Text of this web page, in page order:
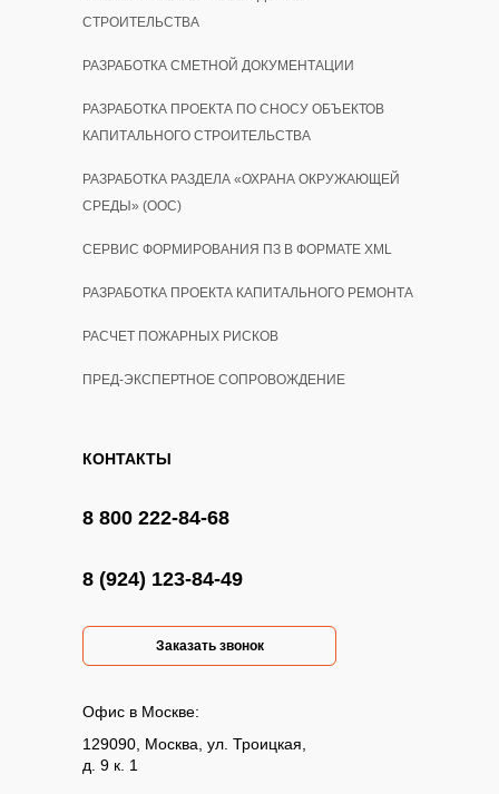
СТРОИТЕЛЬСТВА
РАЗРАБОТКА СМЕТНОЙ ДОКУМЕНТАЦИИ
РАЗРАБОТКА ПРОЕКТА ПО СНОСУ ОБЪЕКТОВ
КАПИТАЛЬНОГО СТРОИТЕЛЬСТВА
РАЗРАБОТКА РАЗДЕЛА «ОХРАНА ОКРУЖАЮЩЕЙ
СРЕДЫ» (ООС)
СЕРВИС ФОРМИРОВАНИЯ ПЗ В ФОРМАТЕ XML
РАЗРАБОТКА ПРОЕКТА КАПИТАЛЬНОГО РЕМОНТА
РАСЧЕТ ПОЖАРНЫХ РИСКОВ
ПРЕД-ЭКСПЕРТНОЕ СОПРОВОЖДЕНИЕ
КОНТАКТЫ
8 800 222-84-68
8 (924) 123-84-49
Заказать звонок
Офис в Москве:
129090, Москва, ул. Троицкая,
д. 9 к. 1